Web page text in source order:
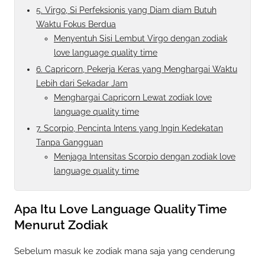
5. Virgo, Si Perfeksionis yang Diam diam Butuh
Waktu Fokus Berdua
Menyentuh Sisi Lembut Virgo dengan zodiak
love language quality time
6. Capricorn, Pekerja Keras yang Menghargai Waktu
Lebih dari Sekadar Jam
Menghargai Capricorn Lewat zodiak love
language quality time
7. Scorpio, Pencinta Intens yang Ingin Kedekatan
Tanpa Gangguan
Menjaga Intensitas Scorpio dengan zodiak love
language quality time
Apa Itu Love Language Quality Time
Menurut Zodiak
Sebelum masuk ke zodiak mana saja yang cenderung